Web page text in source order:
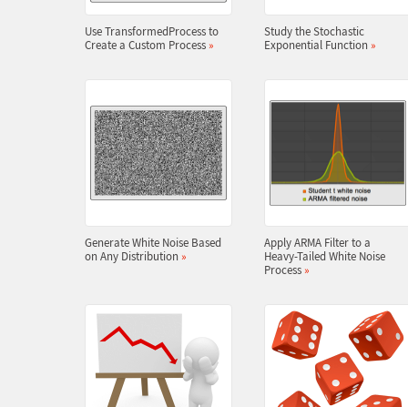
Use TransformedProcess to
Create a Custom Process »
Study the Stochastic
Exponential Function »
Generate White Noise Based
on Any Distribution »
Apply ARMA Filter to a
Heavy-Tailed White Noise
Process »